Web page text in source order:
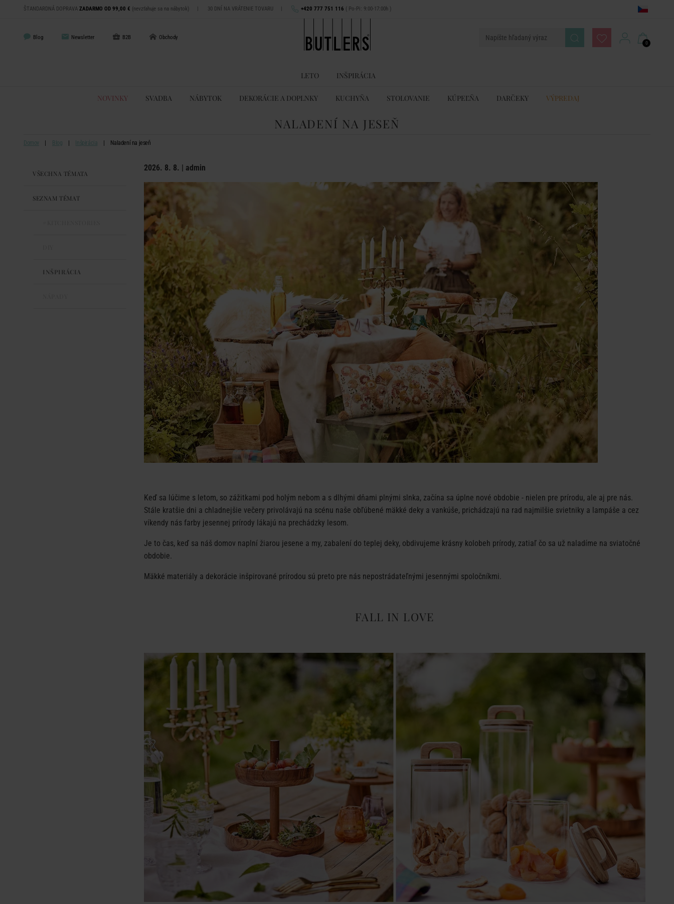
ŠTANDARDNÁ DOPRAVA ZADARMO OD 99,00 € (nevzťahuje sa na nábytok) | 30 DNÍ NA VRÁTENIE TOVARU | +420 777 751 116 ( Po-Pi: 9:00-17:00h )
Blog Newsletter B2B Obchody
0
LETO INŠPIRÁCIA
NOVINKY SVADBA NÁBYTOK DEKORÁCIE A DOPLNKY KUCHYŇA STOLOVANIE KÚPEĽŇA DARČEKY VÝPREDAJ
NALADENÍ NA JESEŇ
Domov Blog Inšpirácia Naladení na jeseň
VŠECHNA TÉMATA
SEZNAM TÉMAT
INŠPIRÁCIA
2026. 8. 8. | admin
Keď sa lúčime s letom, so zážitkami pod holým nebom a s dlhými dňami plnými slnka, začína sa úplne nové obdobie - nielen pre prírodu, ale aj pre nás.
Stále kratšie dni a chladnejšie večery privolávajú na scénu naše obľúbené mäkké deky a vankúše, prichádzajú na rad najmilšie svietniky a lampáše a cez
víkendy nás farby jesennej prírody lákajú na prechádzky lesom.
Je to čas, keď sa náš domov naplní žiarou jesene a my, zabalení do teplej deky, obdivujeme krásny kolobeh prírody, zatiaľ čo sa už naladíme na sviatočné
obdobie.
Mäkké materiály a dekorácie inšpirované prírodou sú preto pre nás nepostrádateľnými jesennými spoločníkmi.
FALL IN LOVE